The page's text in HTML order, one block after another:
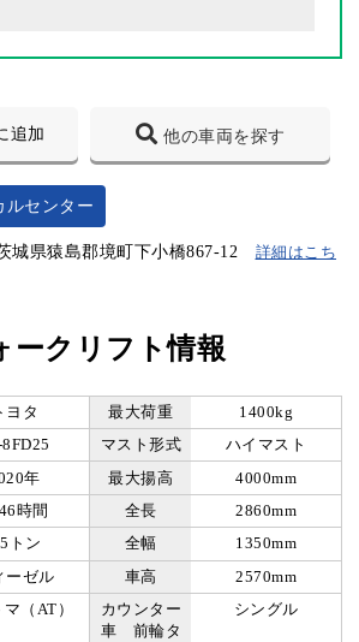
ルセンター
城県猿島郡境町下小橋867-12 詳細はこち
ークリフト情報
ヨタ 最大荷重
1400kg
マスト形式
ハイマスト
年 最大揚高
4000mm
時間 全長
2860mm
トン 全幅
1350mm
ーゼル 車高
2570mm
（AT）
カウンター
車 前輪タ
シングル
追加 他の車両を探す